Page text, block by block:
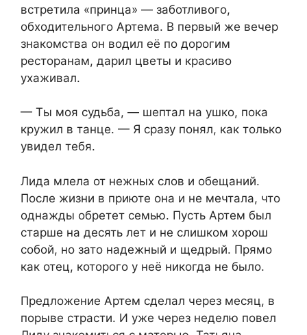
встретила «принца» — заботливого,
обходительного Артема. В первый же вечер
знакомства он водил её по дорогим
ресторанам, дарил цветы и красиво
ухаживал.
— Ты моя судьба, — шептал на ушко, пока
кружил в танце. — Я сразу понял, как только
увидел тебя.
Лида млела от нежных слов и обещаний.
После жизни в приюте она и не мечтала, что
однажды обретет семью. Пусть Артем был
старше на десять лет и не слишком хорош
собой, но зато надежный и щедрый. Прямо
как отец, которого у неё никогда не было.
Предложение Артем сделал через месяц, в
порыве страсти. И уже через неделю повел